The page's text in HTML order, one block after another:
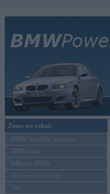
Ziņas un raksti
BMW modeļu jaunumi
BMW testi
Mēneša BMW
Sērijveida tūnings
Vel...